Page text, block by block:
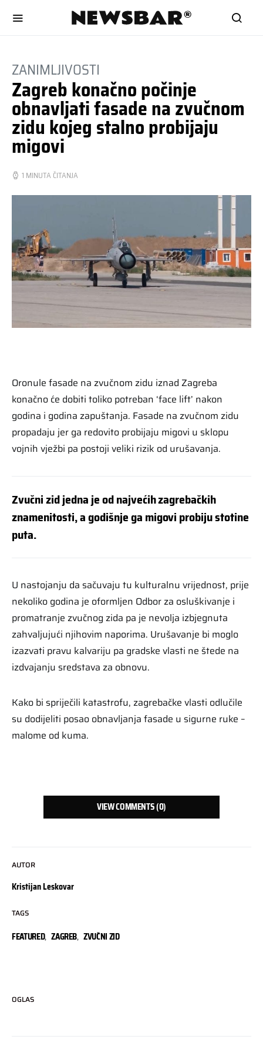
ZANIMLJIVOSTI
Zagreb konačno počinje
obnavljati fasade na zvučnom
zidu kojeg stalno probijaju
migovi
1 MINUTA ČITANJA
AUTOR
Kristijan Leskovar
TAGS
FEATURED, ZAGREB, ZVUČNI ZID
Oronule fasade na zvučnom zidu iznad Zagreba
konačno će dobiti toliko potreban ‘face lift’ nakon
godina i godina zapuštanja. Fasade na zvučnom zidu
propadaju jer ga redovito probijaju migovi u sklopu
vojnih vježbi pa postoji veliki rizik od urušavanja.
Zvučni zid jedna je od najvećih zagrebačkih
znamenitosti, a godišnje ga migovi probiju stotine
puta.
U nastojanju da sačuvaju tu kulturalnu vrijednost, prije
nekoliko godina je oformljen Odbor za osluškivanje i
promatranje zvučnog zida pa je nevolja izbjegnuta
zahvaljujući njihovim naporima. Urušavanje bi moglo
izazvati pravu kalvariju pa gradske vlasti ne štede na
izdvajanju sredstava za obnovu.
Kako bi spriječili katastrofu, zagrebačke vlasti odlučile
su dodijeliti posao obnavljanja fasade u sigurne ruke –
malome od kuma.
VIEW COMMENTS (0)
OGLAS